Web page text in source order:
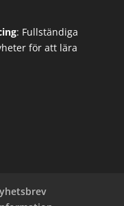
: Fullständiga
för att lära